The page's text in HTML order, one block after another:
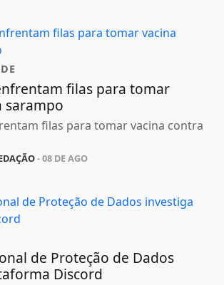
filas para tomar
sarampo
filas para tomar vacina contra
- 08 DE AGO
de Proteção de Dados
Discord